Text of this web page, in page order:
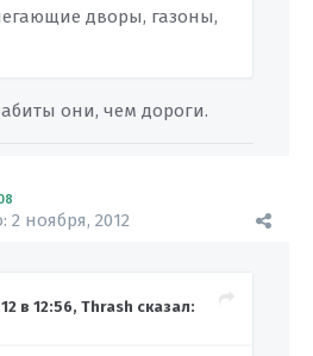
дворы, газоны,
они, чем дороги.
2 ноября, 2012
в 12:56, Thrash сказал: